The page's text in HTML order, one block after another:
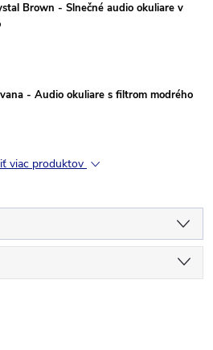
Brown - Slnečné audio okuliare v
- Audio okuliare s filtrom modrého
viac produktov